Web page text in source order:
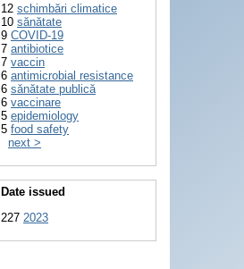
12 schimbări climatice
10 sănătate
9 COVID-19
7 antibiotice
7 vaccin
6 antimicrobial resistance
6 sănătate publică
6 vaccinare
5 epidemiology
5 food safety
next >
Date issued
227 2023